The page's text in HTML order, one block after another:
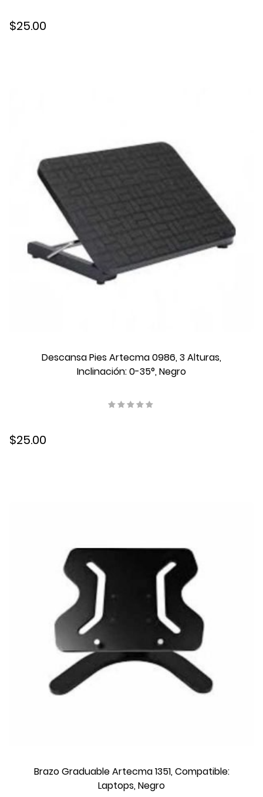
$25.00
Descansa Pies Artecma 0986, 3 Alturas,
Inclinación: 0-35°, Negro
$25.00
Brazo Graduable Artecma 1351, Compatible:
Laptops, Negro